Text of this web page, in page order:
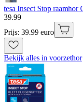
tesa Insect Stop
39.99
Prijs: 39.99 euro
Bekijk alles in voorzethor